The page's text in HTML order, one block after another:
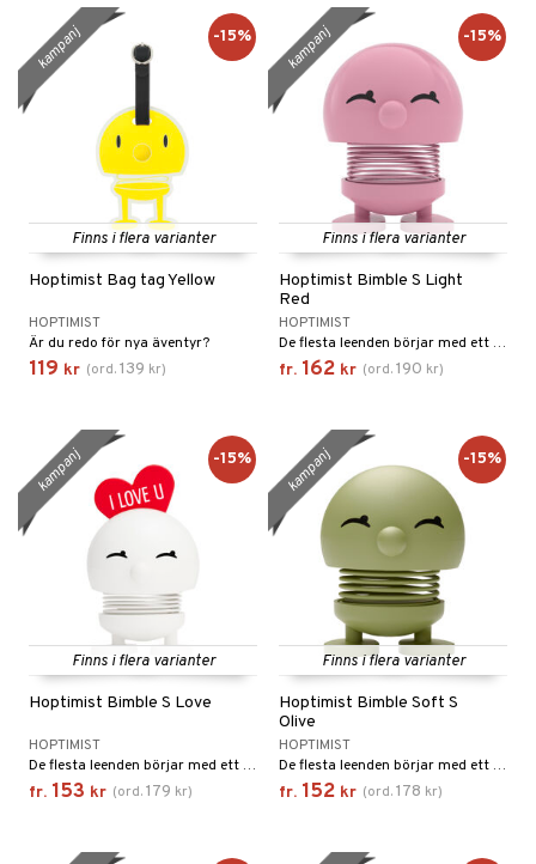
Finns i flera varianter
Hoptimist Bag tag Yellow
HOPTIMIST
Är du redo för nya äventyr?
119 kr (ord.139 kr)
kampanj -15%
Finns i flera varianter
Hoptimist Bimble S Light
Red
HOPTIMIST
De flesta leenden börjar med ett annat leende. Den klassiska Hoptimist är symbolen för leenden, optimism och gott humör, och med sina klara, glada färger och sitt runda, harmoniska uttryck sprider den glädje var den än hamnar.
fr. 162 kr (ord.190 kr)
kampanj -15%
Finns i flera varianter
Hoptimist Bimble S Love
HOPTIMIST
De flesta leenden börjar med ett annat leende. Den klassiska Hoptimist är symbolen för leenden, optimism och gott humör, och med sina klara, glada färger och sitt runda, harmoniska uttryck sprider den glädje var den än hamnar.
fr. 153 kr (ord.179 kr)
kampanj -15%
Finns i flera varianter
Hoptimist Bimble Soft S
Olive
HOPTIMIST
De flesta leenden börjar med ett annat leende. Hoptimisten i soft-utgåvan är symbolen för leenden, optimism och gott humör, och med sina mjuka, matta färger och sitt runda, harmoniska uttryck sprider den glädje var den än hamnar.
fr. 152 kr (ord.178 kr)
kampanj -15%